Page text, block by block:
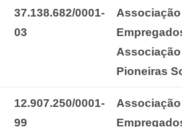
37.138.682/0001-
03
Associação
Pioneiras
12.907.250/0001-
99
Associação